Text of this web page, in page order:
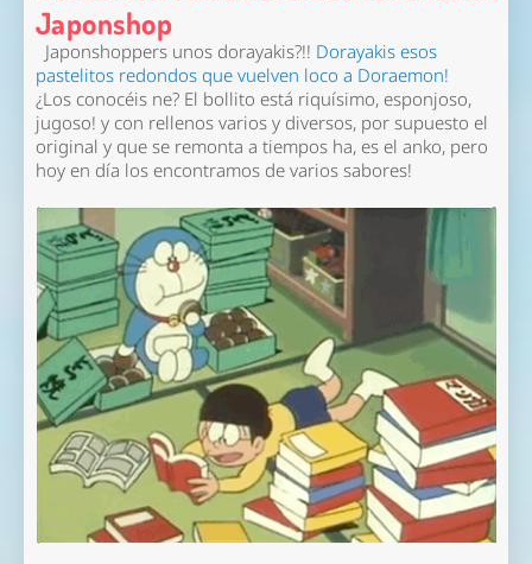
Japonshop
Japonshoppers unos dorayakis?!! Dorayakis esos
pastelitos redondos que vuelven loco a Doraemon!
¿Los conocéis ne? El bollito está riquísimo, esponjoso,
jugoso! y con rellenos varios y diversos, por supuesto el
original y que se remonta a tiempos ha, es el anko, pero
hoy en día los encontramos de varios sabores!